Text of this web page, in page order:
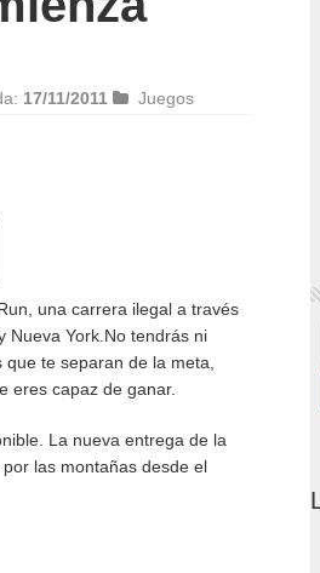
17/11/2011 Juegos
una carrera ilegal a través
Nueva York.No tendrás ni
te separan de la meta,
eres capaz de ganar.
La nueva entrega de la
las montañas desde el